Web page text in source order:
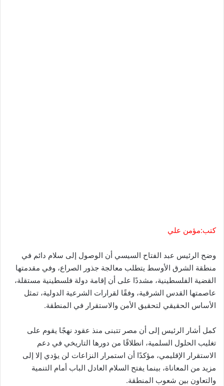
كتب:مؤمن علي
وضح الرئيس عبد الفتاح السيسي أن الوصول إلى سلام دائم في
منطقة الشرق الأوسط يتطلب معالجة جذور الصراع، وفي مقدمتها
القضية الفلسطينية، مشددًا على أن إقامة دولة فلسطينية مستقلة،
عاصمتها القدس الشرقية، وفقًا لقرارات الشرعية الدولية، تمثل
الأساس الحقيقي لتحقيق الأمن والاستقرار في المنطقة.
كمل أشار الرئيس إلى أن مصر تتبنى منذ عقود نهجًا يقوم على
تغليب الحلول السلمية، انطلاقًا من دورها التاريخي في دعم
الاستقرار الإقليمي، مؤكدًا أن استمرار النزاعات لن يؤدي إلا إلى
مزيد من المعاناة، بينما يفتح السلام العادل الباب أمام التنمية
والتعاون بين شعوب المنطقة.